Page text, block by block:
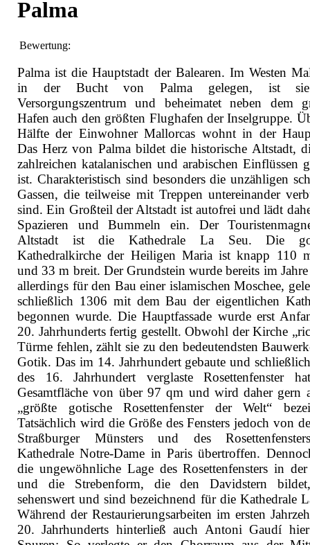
Palma
Bewertung:
Palma ist die Hauptstadt der Balearen. Im Westen
in der Bucht von Palma gelegen, ist
Versorgungszentrum und beheimatet neben dem
Hafen auch den größten Flughafen der Inselgruppe.
Hälfte der Einwohner Mallorcas wohnt in der
Das Herz von Palma bildet die historische Altstadt,
zahlreichen katalanischen und arabischen Einflüssen
ist. Charakteristisch sind besonders die unzähligen
Gassen, die teilweise mit Treppen untereinander
sind. Ein Großteil der Altstadt ist autofrei und lädt
Spazieren und Bummeln ein. Der
Altstadt ist die Kathedrale La Seu. Die
Kathedralkirche der Heiligen Maria ist knapp 110
und 33 m breit. Der Grundstein wurde bereits im
allerdings für den Bau einer islamischen Moschee,
schließlich 1306 mit dem Bau der eigentlichen
begonnen wurde. Die Hauptfassade wurde erst
20. Jahrhunderts fertig gestellt. Obwohl der Kirche
Türme fehlen, zählt sie zu den bedeutendsten
Gotik. Das im 14. Jahrhundert gebaute und
des 16. Jahrhundert verglaste Rosettenfenster
Gesamtfläche von über 97 qm und wird daher gern
„größte gotische Rosettenfenster der Welt“
Tatsächlich wird die Größe des Fensters jedoch von
Straßburger Münsters und des
Kathedrale Notre-Dame in Paris übertroffen.
die ungewöhnliche Lage des Rosettenfensters in
und die Strebenform, die den Davidstern
sehenswert und sind bezeichnend für die Kathedrale
Während der Restaurierungsarbeiten im ersten
20. Jahrhunderts hinterließ auch Antoni Gaudí